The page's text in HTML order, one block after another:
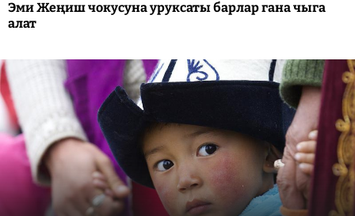
Эми Жеңиш чокусуна уруксаты барлар гана чыга
алат